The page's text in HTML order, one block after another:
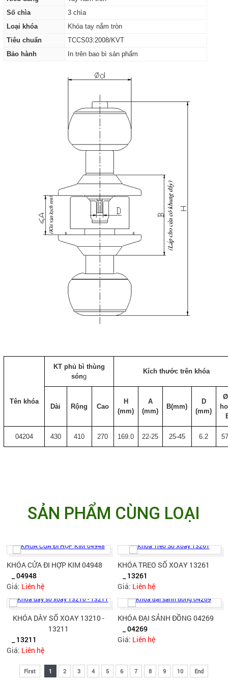
Số chìa
3 chìa
Loại khóa
Khóa tay nắm tròn
Tiêu chuẩn
TCCS03:2008/KVT
Bảo hành
In trên bao bì sản phẩm
Tên khóa
KT phủ bì thùng
sóng
Kích thước trên khóa
Dài Rộng Cao
H
(mm)
A
(mm)
B(mm)
D
(mm)
04204 430 410 270 169.0 22-25 25-45 6.2
SẢN PHẨM CÙNG LOẠI
KHÓA CỬA ĐI HỢP KIM 04948
_ 04948
Giá: Liên hệ
KHÓA TREO SỐ XOAY 13261
_ 13261
Giá: Liên hệ
KHÓA DÂY SỐ XOAY 13210 -
13211
_ 13211
Giá: Liên hệ
KHÓA ĐẠI SẢNH ĐỒNG 04269
_ 04269
Giá: Liên hệ
First 1 2 3 4 5 6 7 8 9 10 End